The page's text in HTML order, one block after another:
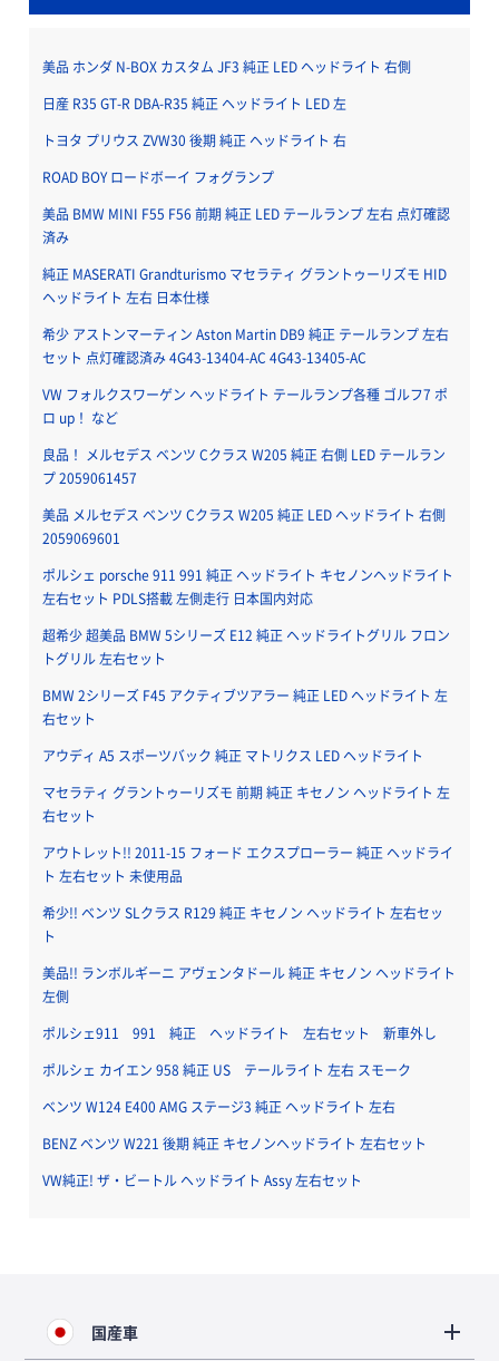
美品 ホンダ N-BOX カスタム JF3 純正 LED ヘッドライト 右側
日産 R35 GT-R DBA-R35 純正 ヘッドライト LED 左
トヨタ プリウス ZVW30 後期 純正 ヘッドライト 右
ROAD BOY ロードボーイ フォグランプ
美品 BMW MINI F55 F56 前期 純正 LED テールランプ 左右 点灯確認
済み
純正 MASERATI Grandturismo マセラティ グラントゥーリズモ HID
ヘッドライト 左右 日本仕様
希少 アストンマーティン Aston Martin DB9 純正 テールランプ 左右
セット 点灯確認済み 4G43-13404-AC 4G43-13405-AC
VW フォルクスワーゲン ヘッドライト テールランプ各種 ゴルフ7 ポ
ロ up！ など
良品！ メルセデス ベンツ Cクラス W205 純正 右側 LED テールラン
プ 2059061457
美品 メルセデス ベンツ Cクラス W205 純正 LED ヘッドライト 右側
2059069601
ポルシェ porsche 911 991 純正 ヘッドライト キセノンヘッドライト
左右セット PDLS搭載 左側走行 日本国内対応
超希少 超美品 BMW 5シリーズ E12 純正 ヘッドライトグリル フロン
トグリル 左右セット
BMW 2シリーズ F45 アクティブツアラー 純正 LED ヘッドライト 左
右セット
アウディ A5 スポーツバック 純正 マトリクス LED ヘッドライト
マセラティ グラントゥーリズモ 前期 純正 キセノン ヘッドライト 左
右セット
アウトレット!! 2011-15 フォード エクスプローラー 純正 ヘッドライ
ト 左右セット 未使用品
希少!! ベンツ SLクラス R129 純正 キセノン ヘッドライト 左右セッ
ト
美品!! ランボルギーニ アヴェンタドール 純正 キセノン ヘッドライト
左側
ポルシェ911 991 純正 ヘッドライト 左右セット 新車外し
ポルシェ カイエン 958 純正 US テールライト 左右 スモーク
ベンツ W124 E400 AMG ステージ3 純正 ヘッドライト 左右
BENZ ベンツ W221 後期 純正 キセノンヘッドライト 左右セット
VW純正! ザ・ビートル ヘッドライト Assy 左右セット
国産車